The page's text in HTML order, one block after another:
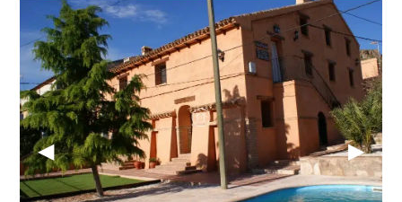
◀ ▶